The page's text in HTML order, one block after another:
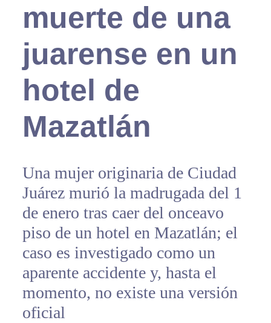
muerte de una
juarense en un
hotel de
Mazatlán
Una mujer originaria de Ciudad
Juárez murió la madrugada del 1
de enero tras caer del onceavo
piso de un hotel en Mazatlán; el
caso es investigado como un
aparente accidente y, hasta el
momento, no existe una versión
oficial